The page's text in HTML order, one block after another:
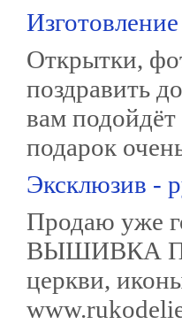
Открытки,
поздравить
вам
подарок
Эксклюзив -
Продаю уже
ВЫШИВКА
церкви,